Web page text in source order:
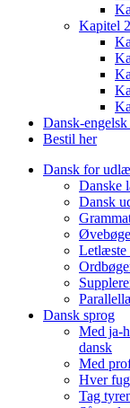
Kapitel
Dansk-
Bestil her
Dansk for
Danske
Dansk
Letlæste
Dansk sprog
Med ja-
dansk
Med
Hver
Tag